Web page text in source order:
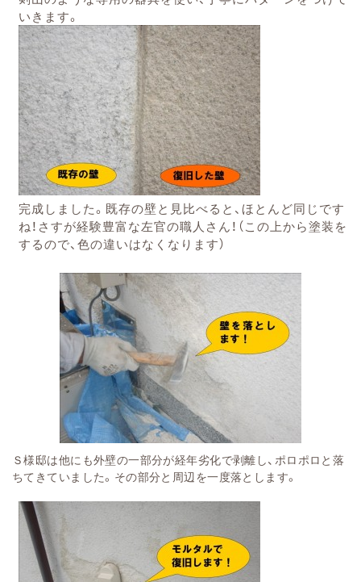
いきます。
完成しました。既存の壁と見比べると、ほとんど同じです
ね！さすが経験豊富な左官の職人さん！（この上から塗装を
するので、色の違いはなくなります）
Ｓ様邸は他にも外壁の一部分が経年劣化で剥離し、ポロポロと落
ちてきていました。その部分と周辺を一度落とします。